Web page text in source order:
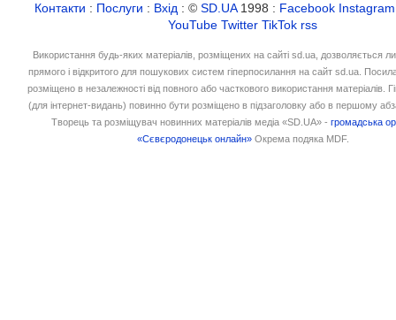
Контакти : Послуги : Вхід : ©SD.UA1998 : Facebook Instagram
YouTube Twitter TikTok rss
Використання будь-яких матеріалів, розміщених на сайті sd.ua, дозволяється
прямого і відкритого для пошукових систем гіперпосилання на сайт sd.ua.
розміщено в незалежності від повного або часткового використання матеріалів.
(для інтернет-видань) повинно бути розміщено в підзаголовку або в першому
Творець та розміщувач новинних матеріалів медіа «SD.UA» -громадська
«Сєвєродонецьк онлайн» Окрема подяка MDF.